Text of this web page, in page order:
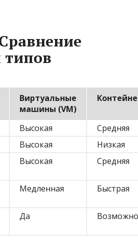
Виртуальные
машины (VM)
Высокая
Средняя
Высокая
Низкая
Высокая Средняя
Медленная Быстрая
Да